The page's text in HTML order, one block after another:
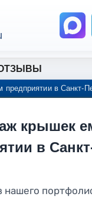
в Санкт-
крышек
в